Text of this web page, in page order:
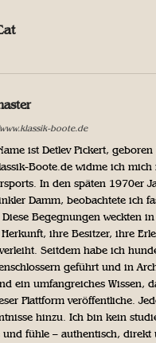
boote.de
ist Detlev Pickert,
Boote.de widme ich
In den späten 1970er
Damm, beobachtete ich
Diese Begegnungen weckten
ihre Besitzer, ihre
Seitdem habe ich
geführt und in
ein umfangreiches Wissen,
Plattform veröffentliche.
hinzu. Ich bin kein
und fühle – authentisch,